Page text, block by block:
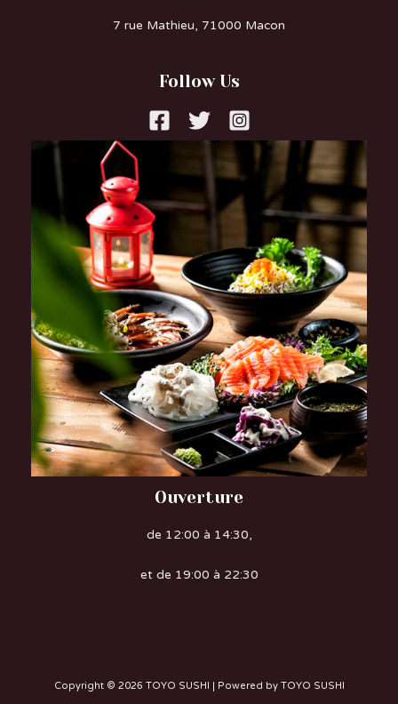
7 rue Mathieu, 71000 Macon
Follow Us
Ouverture
de 12:00 à 14:30,
et de 19:00 à 22:30
Copyright © 2026 TOYO SUSHI | Powered by TOYO SUSHI